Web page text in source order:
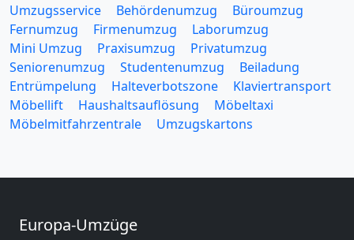
Umzugsservice Behördenumzug
Büroumzug
Fernumzug
Firmenumzug
Laborumzug
Mini Umzug
Praxisumzug
Privatumzug
Seniorenumzug
Studentenumzug
Beiladung
Entrümpelung
Halteverbotszone
Klaviertransport
Möbellift
Haushaltsauflösung
Möbeltaxi
Möbelmitfahrzentrale
Umzugskartons
Europa-Umzüge